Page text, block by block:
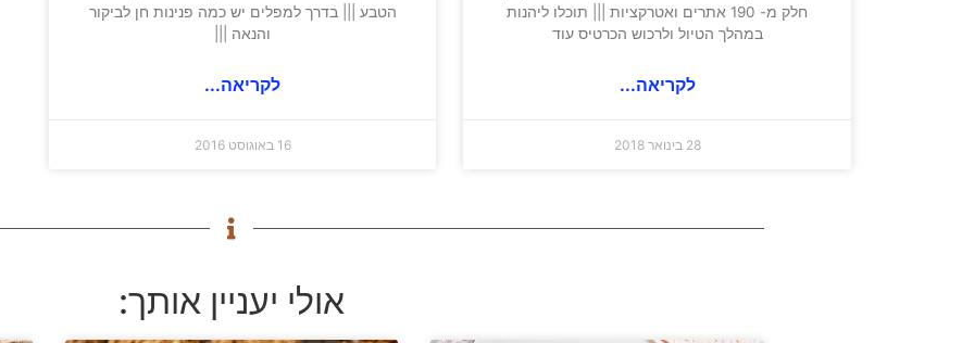
חלק מ- 190 אתרים ואטרקציות ||| תוכלו ליהנות
במהלך הטיול ולרכוש הכרטיס עוד
לקריאה...
28 בינואר 2018
הטבע ||| בדרך למפלים יש כמה פנינות חן לביקור
והנאה |||
לקריאה...
16 באוגוסט 2016
אולי יעניין אותך: